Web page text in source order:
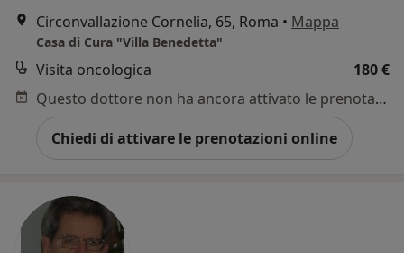
Circonvallazione Cornelia, 65, Roma • Mappa
Casa di Cura "Villa Benedetta"
Visita oncologica
180 €
Questo dottore non ha ancora attivato le prenotazioni online presso questo indirizzo.
Chiedi di attivare le prenotazioni online